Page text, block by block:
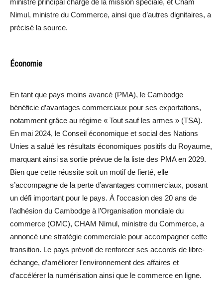
ministre principal chargé de la mission spéciale, et Cham
Nimul, ministre du Commerce, ainsi que d’autres dignitaires, a
précisé la source.
Économie
En tant que pays moins avancé (PMA), le Cambodge
bénéficie d’avantages commerciaux pour ses exportations,
notamment grâce au régime « Tout sauf les armes » (TSA).
En mai 2024, le Conseil économique et social des Nations
Unies a salué les résultats économiques positifs du Royaume,
marquant ainsi sa sortie prévue de la liste des PMA en 2029.
Bien que cette réussite soit un motif de fierté, elle
s’accompagne de la perte d’avantages commerciaux, posant
un défi important pour le pays. À l’occasion des 20 ans de
l’adhésion du Cambodge à l’Organisation mondiale du
commerce (OMC), CHAM Nimul, ministre du Commerce, a
annoncé une stratégie commerciale pour accompagner cette
transition. Le pays prévoit de renforcer ses accords de libre-
échange, d’améliorer l’environnement des affaires et
d’accélérer la numérisation ainsi que le commerce en ligne.